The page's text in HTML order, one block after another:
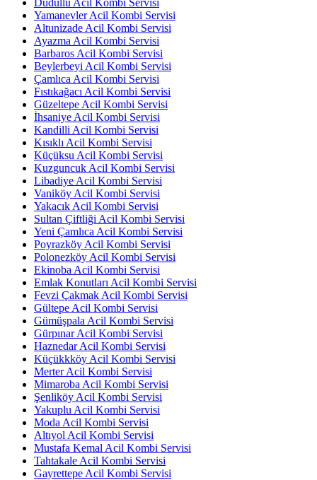
Yamanevler Acil Kombi Servisi
Altunizade Acil Kombi Servisi
Ayazma Acil Kombi Servisi
Barbaros Acil Kombi Servisi
Beylerbeyi Acil Kombi Servisi
Çamlıca Acil Kombi Servisi
Fıstıkağacı Acil Kombi Servisi
Güzeltepe Acil Kombi Servisi
İhsaniye Acil Kombi Servisi
Kandilli Acil Kombi Servisi
Kısıklı Acil Kombi Servisi
Küçüksu Acil Kombi Servisi
Kuzguncuk Acil Kombi Servisi
Libadiye Acil Kombi Servisi
Vaniköy Acil Kombi Servisi
Yakacık Acil Kombi Servisi
Sultan Çiftliği Acil Kombi Servisi
Yeni Çamlıca Acil Kombi Servisi
Poyrazköy Acil Kombi Servisi
Polonezköy Acil Kombi Servisi
Ekinoba Acil Kombi Servisi
Emlak Konutları Acil Kombi Servisi
Fevzi Çakmak Acil Kombi Servisi
Gültepe Acil Kombi Servisi
Gümüşpala Acil Kombi Servisi
Gürpınar Acil Kombi Servisi
Haznedar Acil Kombi Servisi
Küçükkköy Acil Kombi Servisi
Merter Acil Kombi Servisi
Mimaroba Acil Kombi Servisi
Şenliköy Acil Kombi Servisi
Yakuplu Acil Kombi Servisi
Moda Acil Kombi Servisi
Altıyol Acil Kombi Servisi
Mustafa Kemal Acil Kombi Servisi
Tahtakale Acil Kombi Servisi
Gayrettepe Acil Kombi Servisi